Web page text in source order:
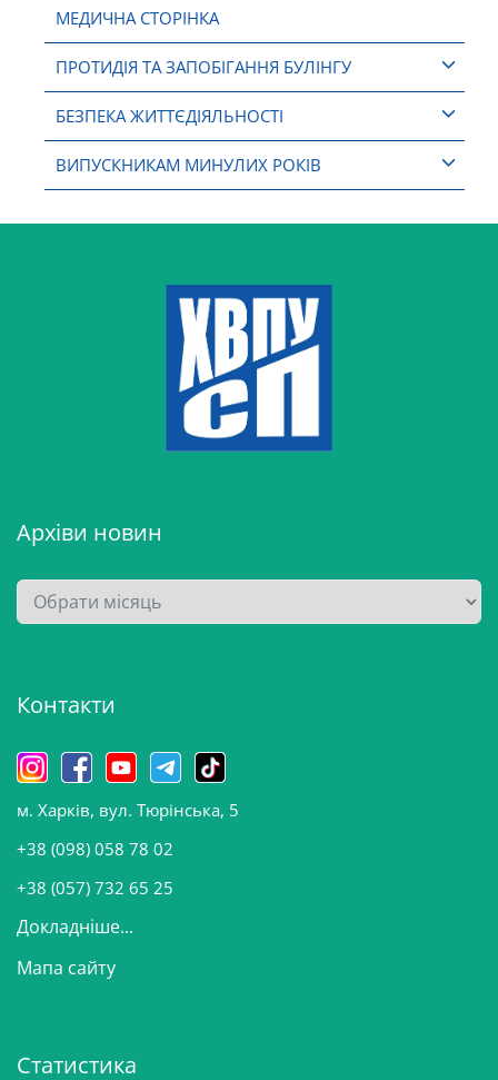
МЕДИЧНА СТОРІНКА
ПРОТИДІЯ ТА ЗАПОБІГАННЯ БУЛІНГУ
БЕЗПЕКА ЖИТТЄДІЯЛЬНОСТІ
ВИПУСКНИКАМ МИНУЛИХ РОКІВ
Архіви новин
А
р
в
н
о
в
и
Контакти
м. Харків, вул. Тюрінська, 5
+38 (098) 058 78 02
+38 (057) 732 65 25
Докладніше...
Мапа сайту
Статистика